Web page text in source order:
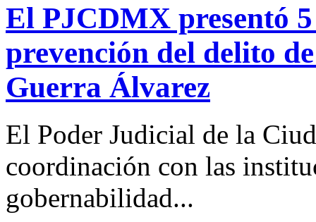
El PJCDMX presentó
prevención del delito
Guerra Álvarez
El Poder Judicial de la
coordinación con las
gobernabilidad...